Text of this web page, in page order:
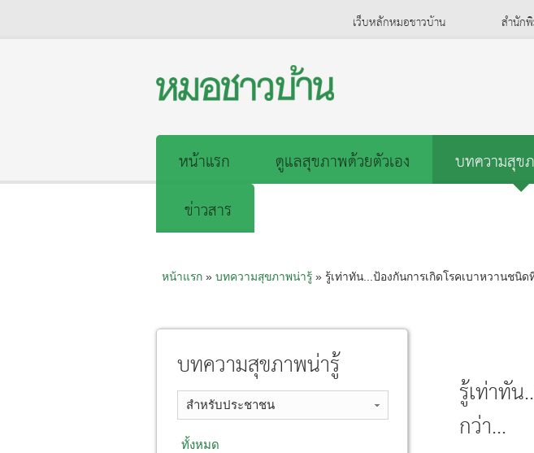
เว็บหลักหมอชาวบ้าน สำนัก
หน้าแรก ดูแลสุขภาพด้วยตัวเอง บทความสุข
ข่าวสาร
หน้าแรก» บทความสุขภาพน่ารู้» รู้เท่าทัน...ป้องกันการเกิดโรคเบาหวานชนิด
รู้เท่าทั
กว่า...
บทความสุขภาพน่ารู้
สำหรับประชาชน
ทั้งหมด